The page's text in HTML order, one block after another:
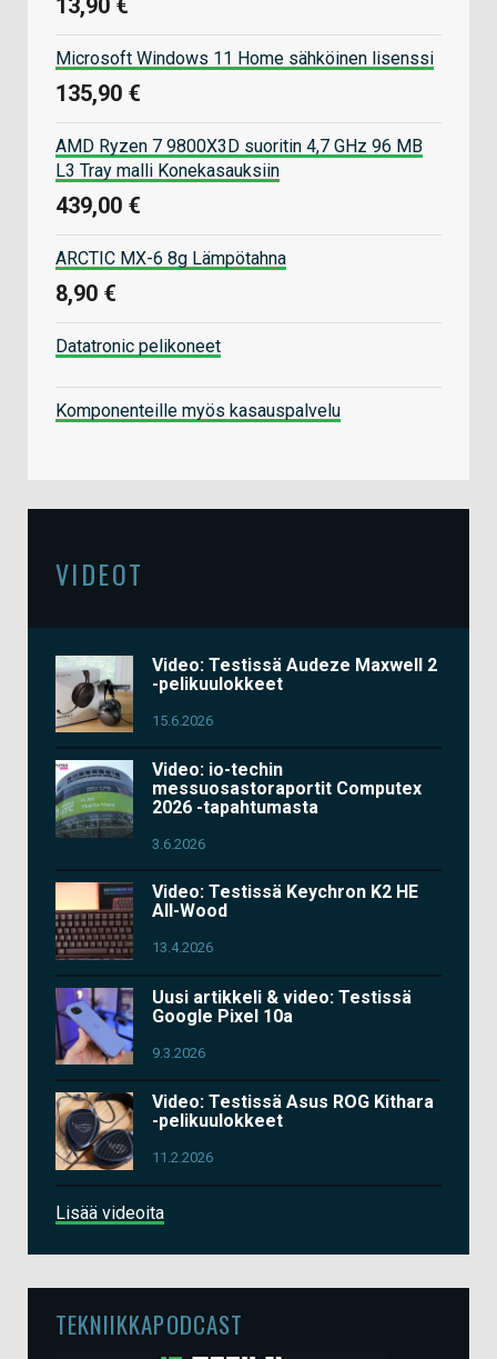
Microsoft Windows 11 Home sähköinen lisenssi
135,90 €
AMD Ryzen 7 9800X3D suoritin 4,7 GHz 96 MB
L3 Tray malli Konekasauksiin
439,00 €
ARCTIC MX-6 8g Lämpötahna
8,90 €
Datatronic pelikoneet
Komponenteille myös kasauspalvelu
VIDEOT
Video: Testissä Audeze Maxwell 2
-pelikuulokkeet
15.6.2026
Video: io-techin
messuosastoraportit Computex
2026 -tapahtumasta
3.6.2026
Video: Testissä Keychron K2 HE
All-Wood
13.4.2026
Uusi artikkeli & video: Testissä
Google Pixel 10a
9.3.2026
Video: Testissä Asus ROG Kithara
-pelikuulokkeet
11.2.2026
Lisää videoita
TEKNIIKKAPODCAST